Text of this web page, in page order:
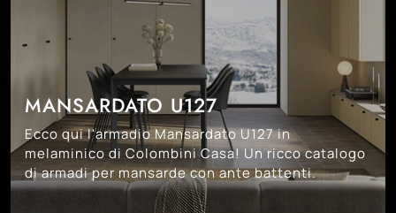
MANSARDATO U127
Ecco qui l'armadio Mansardato U127 in
melaminico di Colombini Casa! Un ricco catalogo
di armadi per mansarde con ante battenti.